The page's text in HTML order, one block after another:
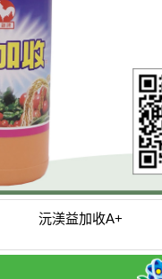
沅渼益加收A+